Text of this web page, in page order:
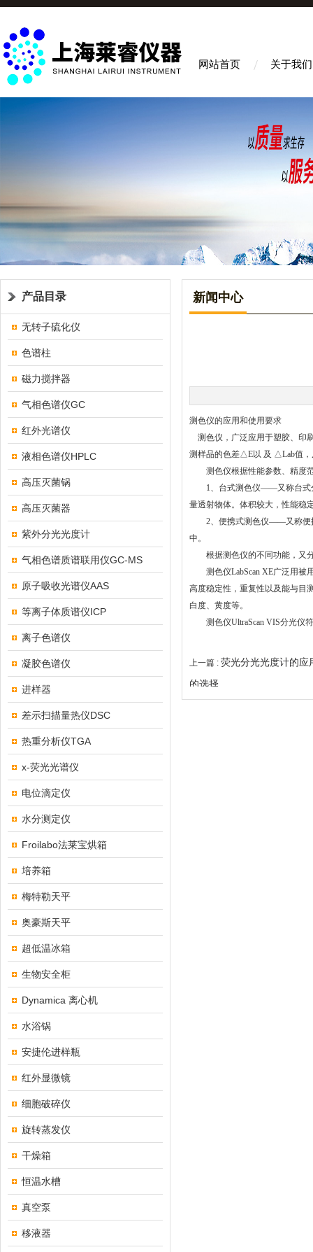
网站首页 关于我们
产品目录
无转子硫化仪
色谱柱
磁力搅拌器
气相色谱仪GC
红外光谱仪
液相色谱仪HPLC
高压灭菌锅
高压灭菌器
紫外分光光度计
气相色谱质谱联用仪GC-MS
原子吸收光谱仪AAS
等离子体质谱仪ICP
离子色谱仪
凝胶色谱仪
进样器
差示扫描量热仪DSC
热重分析仪TGA
x-荧光光谱仪
电位滴定仪
水分测定仪
Froilabo法莱宝烘箱
培养箱
梅特勒天平
奥豪斯天平
超低温冰箱
生物安全柜
Dynamica 离心机
水浴锅
安捷伦进样瓶
红外显微镜
细胞破碎仪
旋转蒸发仪
干燥箱
恒温水槽
真空泵
移液器
新闻中心
测色仪的应用和使用要求
测色仪，广泛应用于塑胶、印
测样品的色差△E以 及 △Lab值，
测色仪根据性能参数、精度
1、台式测色仪——又称台式分
量透射物体。体积较大，性能稳
2、便携式测色仪——又称便携
中。
根据测色仪的不同功能，又分
测色仪LabScan XE广泛用被
高度稳定性，重复性以及能与目
白度、黄度等。
测色仪UltraScan VIS分光仪符
上一篇 : 荧光分光光度计的应
的选择